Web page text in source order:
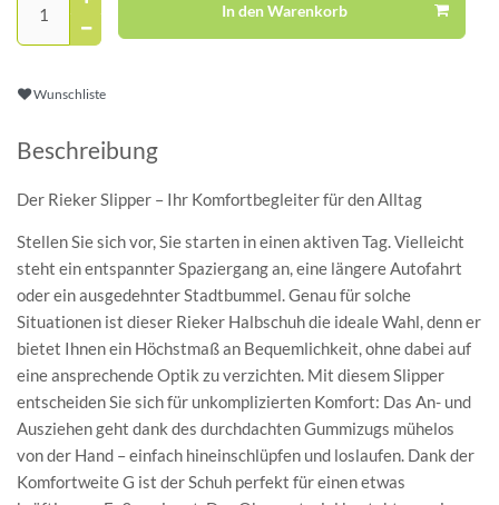
In den Warenkorb
Wunschliste
Beschreibung
Der Rieker Slipper – Ihr Komfortbegleiter für den Alltag
Stellen Sie sich vor, Sie starten in einen aktiven Tag. Vielleicht
steht ein entspannter Spaziergang an, eine längere Autofahrt
oder ein ausgedehnter Stadtbummel. Genau für solche
Situationen ist dieser Rieker Halbschuh die ideale Wahl, denn er
bietet Ihnen ein Höchstmaß an Bequemlichkeit, ohne dabei auf
eine ansprechende Optik zu verzichten. Mit diesem Slipper
entscheiden Sie sich für unkomplizierten Komfort: Das An- und
Ausziehen geht dank des durchdachten Gummizugs mühelos
von der Hand – einfach hineinschlüpfen und loslaufen. Dank der
Komfortweite G ist der Schuh perfekt für einen etwas